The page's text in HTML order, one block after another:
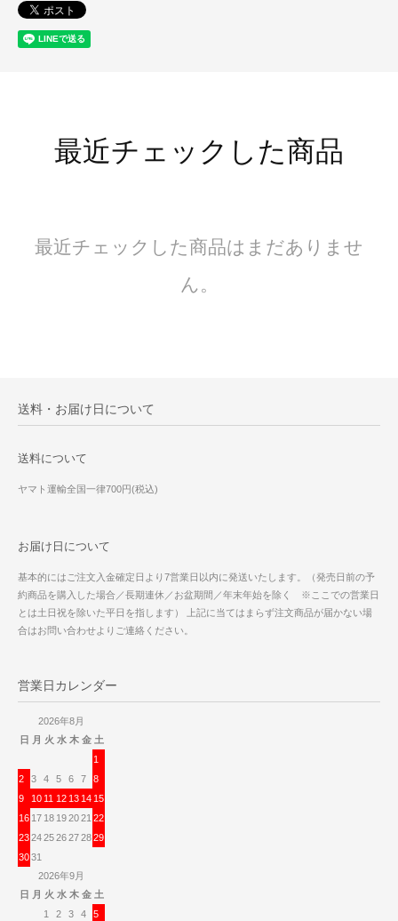
最近チェックした商品
最近チェックした商品はまだありませ
ん。
送料・お届け日について
送料について
ヤマト運輸全国一律700円(税込)
お届け日について
基本的にはご注文入金確定日より7営業日以内に発送いたします。（発売日前の予
約商品を購入した場合／長期連休／お盆期間／年末年始を除く ※ここでの営業日
とは土日祝を除いた平日を指します） 上記に当てはまらず注文商品が届かない場
合はお問い合わせよりご連絡ください。
営業日カレンダー
2026年8月
日 月 火 水 木 金 土
1
2
3 4 5 6 7
8
9
10 11 12 13 14 15
16 17 18 192021 22
23242526272829
3031
2026年9月
日 月 火 水 木 金 土
1
2 3 4
5